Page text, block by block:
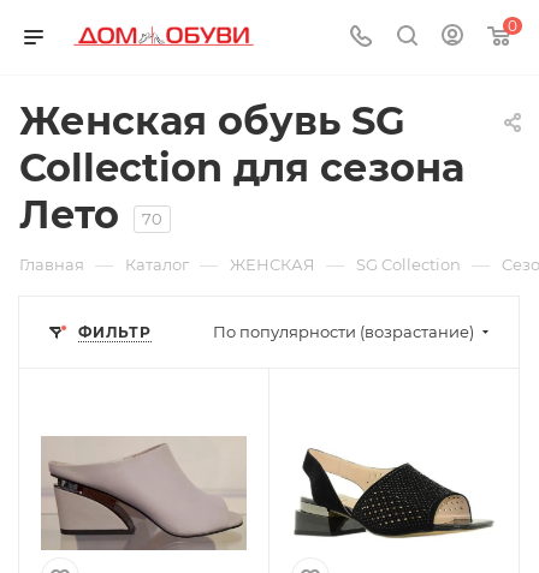
0
Женская обувь SG
Collection для сезона
Лето
70
Главная — Каталог — ЖЕНСКАЯ — SG Collection —
ФИЛЬТР По популярности (возрастание)